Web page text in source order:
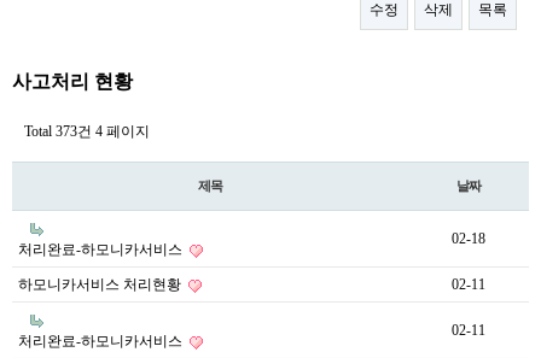
수정 삭제 목록
사고처리 현황
Total 373건 4 페이지
제목 날짜
처리완료-하모니카서비스
02-18
하모니카서비스 처리현황 02-11
처리완료-하모니카서비스
02-11